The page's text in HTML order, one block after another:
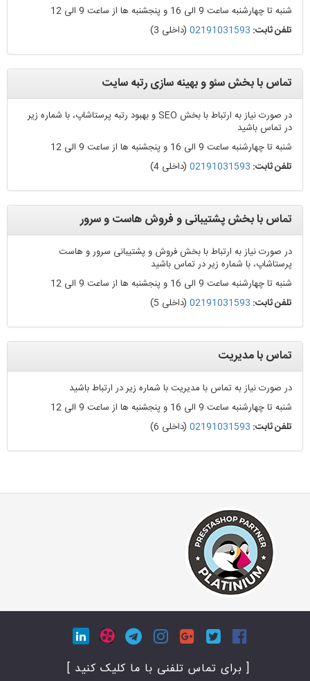
شنبه تا چهارشنبه ساعت 9 الی 16 و پنجشنبه ها از ساعت 9 الی 12
تلفن ثابت: 02191031593 (داخلی 3)
تماس با بخش سئو و بهینه سازی رتبه سایت
در صورت نیاز به ارتباط با بخش SEO و بهبود رتبه پرستاشاپ، با شماره زیر
در تماس باشید
شنبه تا چهارشنبه ساعت 9 الی 16 و پنجشنبه ها از ساعت 9 الی 12
تلفن ثابت: 02191031593 (داخلی 4)
تماس با بخش پشتیبانی و فروش هاست و سرور
در صورت نیاز به ارتباط با بخش فروش و پشتیبانی سرور و هاست
پرستاشاپ، با شماره زیر در تماس باشید
شنبه تا چهارشنبه ساعت 9 الی 16 و پنجشنبه ها از ساعت 9 الی 12
تلفن ثابت: 02191031593 (داخلی 5)
تماس با مدیریت
در صورت نیاز به تماس با مدیریت با شماره زیر در ارتباط باشید
شنبه تا چهارشنبه ساعت 9 الی 16 و پنجشنبه ها از ساعت 9 الی 12
تلفن ثابت: 02191031593 (داخلی 6)
[ برای تماس تلفنی با ما کلیک کنید ]